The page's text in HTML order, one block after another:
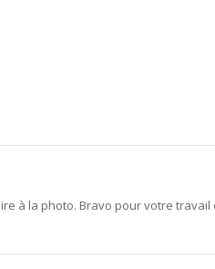
à la photo. Bravo pour votre travail